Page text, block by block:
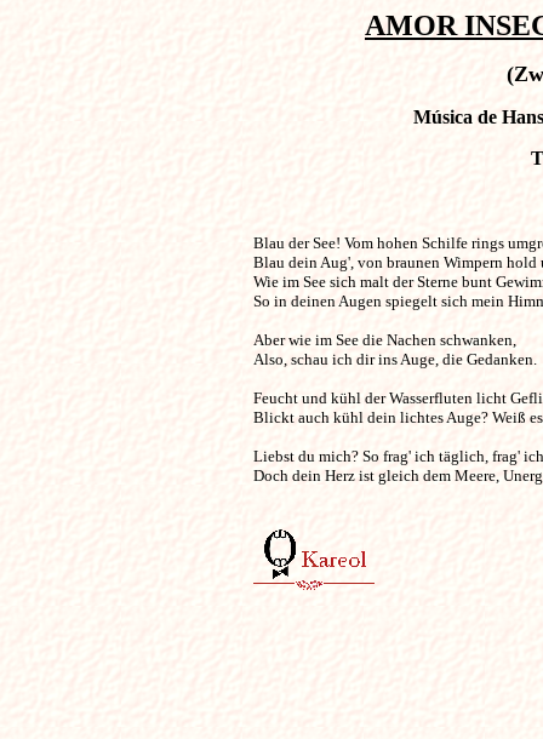
AMOR
Música de
Blau der See! Vom hohen Schilfe
Blau dein Aug', von braunen Wimpern hold
Wie im See sich malt der Sterne bunt
So in deinen Augen spiegelt sich mein
Aber wie im See die Nachen schwanken,
Also, schau ich dir ins Auge, die Gedanken.
Feucht und kühl der Wasserfluten licht
Blickt auch kühl dein lichtes Auge? Weiß
Liebst du mich? So frag' ich täglich, frag'
Doch dein Herz ist gleich dem Meere,